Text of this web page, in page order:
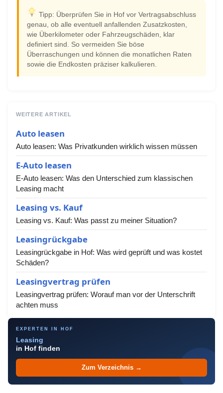
Tipp: Überprüfen Sie in Hof vor Vertragsabschluss
genau, ob alle eventuell anfallenden Zusatzkosten,
wie Überkilometer oder Fahrzeugschäden, klar
definiert sind. So vermeiden Sie böse
Überraschungen und können die monatlichen Raten
sowie die Endkosten präziser kalkulieren.
WEITERE ARTIKEL
Auto leasen
Auto leasen: Was Privatkunden wirklich wissen müssen
E-Auto leasen
E-Auto leasen: Was den Unterschied zum klassischen
Leasing macht
Leasing vs. Kauf
Leasing vs. Kauf: Was passt zu meiner Situation?
Leasingrückgabe
Leasingrückgabe in Hof: Was wird geprüft und was kostet
Schäden?
Leasingvertrag prüfen
Leasingvertrag prüfen: Worauf man vor der Unterschrift
achten muss
EXPERTEN IN HOF
Leasing
in Hof finden
Zum Verzeichnis →